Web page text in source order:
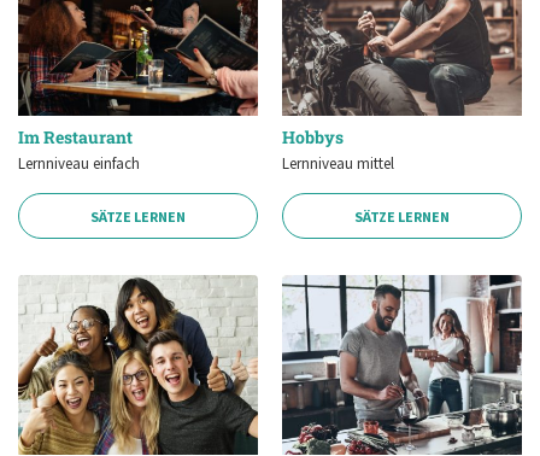
Im Restaurant
Lernniveau einfach
SÄTZE LERNEN
Hobbys
Lernniveau mittel
SÄTZE LERNEN